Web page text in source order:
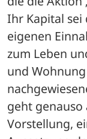
Ihr Kapital sei
eigenen
zum Leben
und
geht genauso
Vorstellung,